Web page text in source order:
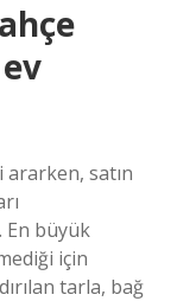
satın
En büyük
için
tarla, bağ